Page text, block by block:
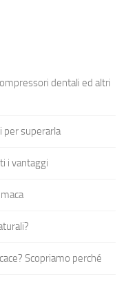
dentali ed altri
per superarla
i vantaggi
Scopriamo perché